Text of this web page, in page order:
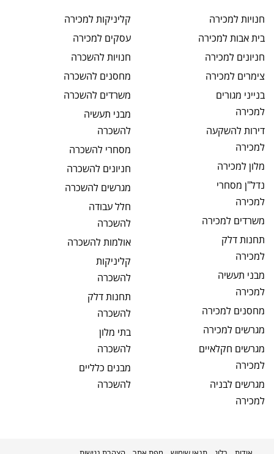
חנויותלמכירה
בית אבותלמכירה
חניונים למכירה
צימרים למכירה
בנייני מגורים
למכירה
דירות להשקעה
למכירה
מלון למכירה
נדל"ן מסחרי
למכירה
משרדים למכירה
תחנות דלק
למכירה
מבני תעשיה
למכירה
מחסנים למכירה
מגרשים למכירה
מגרשים חקלאיים
למכירה
מגרשים לבניה
למכירה
קליניקותלמכירה
עסקים למכירה
חנויותלהשכרה
מחסנים להשכרה
משרדים להשכרה
מבני תעשיה
להשכרה
מסחרי להשכרה
חניונים להשכרה
מגרשים להשכרה
חלל עבודה
להשכרה
אולמותלהשכרה
קליניקות
להשכרה
תחנות דלק
להשכרה
בתי מלון
להשכרה
מבנים כלליים
להשכרה